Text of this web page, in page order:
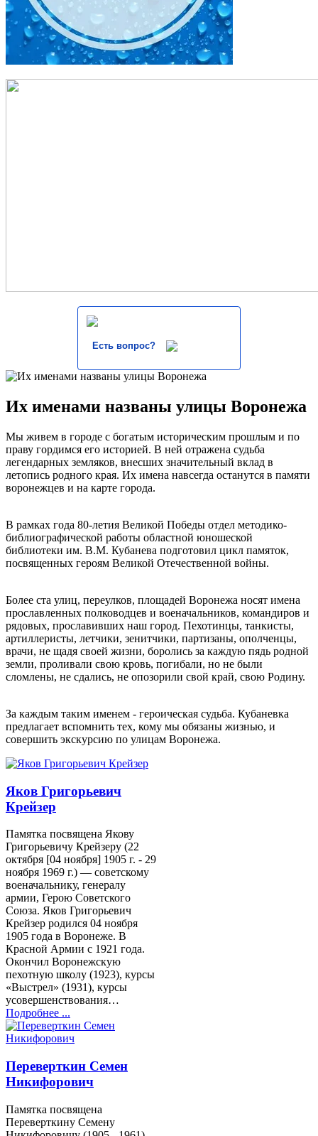
Есть вопрос?
Их именами названы улицы Воронежа
Мы живем в городе с богатым историческим прошлым и по
праву гордимся его историей. В ней отражена судьба
легендарных земляков, внесших значительный вклад в
летопись родного края. Их имена навсегда останутся в памяти
воронежцев и на карте города.
В рамках года 80-летия Великой Победы отдел методико-
библиографической работы областной юношеской
библиотеки им. В.М. Кубанева подготовил цикл памяток,
посвященных героям Великой Отечественной войны.
Более ста улиц, переулков, площадей Воронежа носят имена
прославленных полководцев и военачальников, командиров и
рядовых, прославивших наш город. Пехотинцы, танкисты,
артиллеристы, летчики, зенитчики, партизаны, ополченцы,
врачи, не щадя своей жизни, боролись за каждую пядь родной
земли, проливали свою кровь, погибали, но не были
сломлены, не сдались, не опозорили свой край, свою Родину.
За каждым таким именем - героическая судьба. Кубаневка
предлагает вспомнить тех, кому мы обязаны жизнью, и
совершить экскурсию по улицам Воронежа.
Яков Григорьевич
Крейзер
Памятка посвящена Якову
Григорьевичу Крейзеру (22
октября [04 ноября] 1905 г. - 29
ноября 1969 г.) — советскому
военачальнику, генералу
армии, Герою Советского
Союза. Яков Григорьевич
Крейзер родился 04 ноября
1905 года в Воронеже. В
Красной Армии с 1921 года.
Окончил Воронежскую
пехотную школу (1923), курсы
«Выстрел» (1931), курсы
усовершенствования…
Подробнее ...
Переверткин Семен
Никифорович
Памятка посвящена
Переверткину Семену